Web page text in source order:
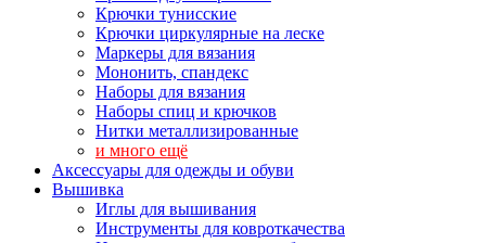
Крючки тунисские
Крючки циркулярные на леске
Маркеры для вязания
Мононить, спандекс
Наборы для вязания
Наборы спиц и крючков
Нитки металлизированные
и много ещё
Аксессуары для одежды и обуви
Вышивка
Иглы для вышивания
Инструменты для ковроткачества